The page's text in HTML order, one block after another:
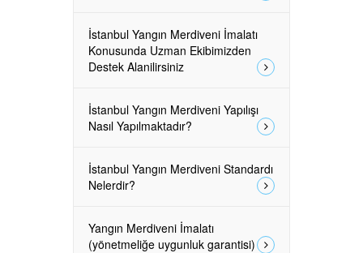
İstanbul Yangın Merdiveni İmalatı
Konusunda Uzman Ekibimizden
Destek Alanilirsiniz
İstanbul Yangın Merdiveni Yapılışı
Nasıl Yapılmaktadır?
İstanbul Yangın Merdiveni Standardı
Nelerdir?
Yangın Merdiveni İmalatı
(yönetmeliğe uygunluk garantisi)